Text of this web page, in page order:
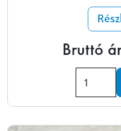
Bruttó